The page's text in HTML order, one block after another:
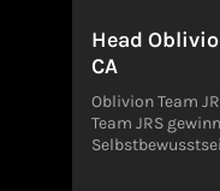
Head
CA
Oblivion Team
Team JRS